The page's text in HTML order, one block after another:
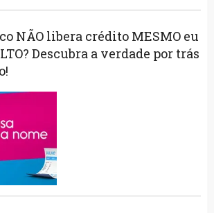
NÃO libera crédito MESMO eu
Descubra a verdade por trás